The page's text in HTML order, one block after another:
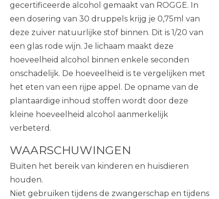
gecertificeerde alcohol gemaakt van ROGGE. In
een dosering van 30 druppels krijg je 0,75ml van
deze zuiver natuurlijke stof binnen. Dit is 1/20 van
een glas rode wijn. Je lichaam maakt deze
hoeveelheid alcohol binnen enkele seconden
onschadelijk. De hoeveelheid is te vergelijken met
het eten van een rijpe appel. De opname van de
plantaardige inhoud stoffen wordt door deze
kleine hoeveelheid alcohol aanmerkelijk
verbeterd.
WAARSCHUWINGEN
Buiten het bereik van kinderen en huisdieren
houden.
Niet gebruiken tijdens de zwangerschap en tijdens